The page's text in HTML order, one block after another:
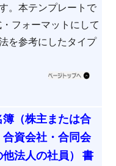
。本テンプレートで
フォーマットにして
を参考にしたタイプ
簿（株主または合
合資会社・合同会
法人の社員） 書